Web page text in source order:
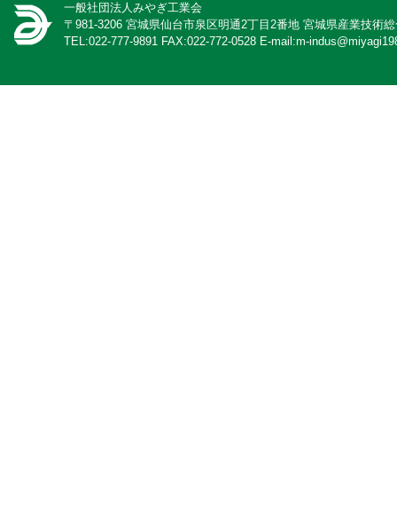
一般社団法人みやぎ工業会
〒981-3206 宮城県仙台市泉区明通2丁目2番地 宮城県産業技術
TEL:022-777-9891 FAX:022-772-0528 E-mail:m-